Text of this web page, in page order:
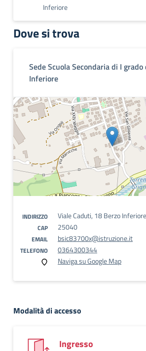
Inferiore
Dove si trova
Sede Scuola Secondaria di I
Inferiore
INDIRIZZO Viale Caduti, 18 Berzo
CAP 25040
EMAIL bsic83700x@istruzione.it
TELEFONO
0364300344
Naviga su Google Map
Modalità di accesso
Ingresso